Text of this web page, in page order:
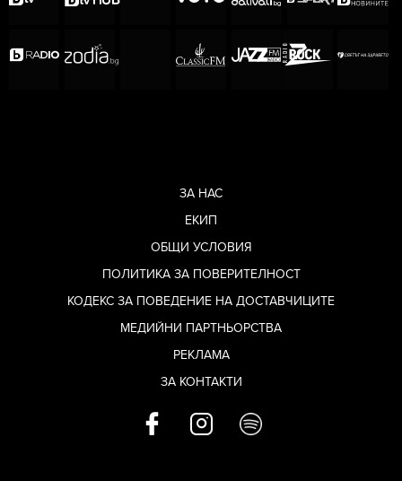
ЗА НАС
ЕКИП
ОБЩИ УСЛОВИЯ
ПОЛИТИКА ЗА ПОВЕРИТЕЛНОСТ
КОДЕКС ЗА ПОВЕДЕНИЕ НА ДОСТАВЧИЦИТЕ
МЕДИЙНИ ПАРТНЬОРСТВА
РЕКЛАМА
ЗА КОНТАКТИ